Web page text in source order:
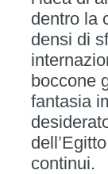
dentro la
densi di
boccone
fantasia
continui.